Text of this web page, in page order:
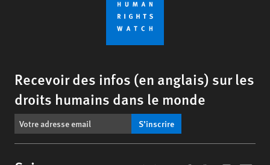
Recevoir des infos (en anglais) sur les
droits humains dans le monde
S’inscrire